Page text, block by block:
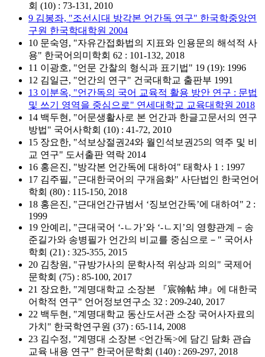
회 (10) : 73-131, 2010
9 김봉좌, "조선시대 방각본 언간독 연구" 한국학중앙연
구원 한국학대학원 2004
10 문숙영, "자유간접화법의 지표와 인용문의 해석적 사
용" 한국어의미학회 62 : 101-132, 2018
11 이광호, "언문 간찰의 형식과 표기법" 19 (19): 1996
12 김일근, "언간의 연구" 건국대학교 출판부 1991
13 이분옥, "언간독의 국어 교육적 활용 방안 연구 : 문법
및 쓰기 영역을 중심으로" 연세대학교 교육대학원 2018
14 백두현, "어문생활사로 본 언간과 한글고문서의 연구
방법" 국어사학회 (10) : 41-72, 2010
15 장요한, "석보상절권24와 월인석보권25의 역주 및 비
교 연구" 도서출판 역락 2014
16 홍은진, "방각본 언간독에 대하여" 태학사 1 : 1997
17 김주필, "근대한국어의 구개음화" 사단법인 한국언어
학회 (80) : 115-150, 2018
18 홍은진, "근대언간규범서 ‘징보언간독’에 대하여" 2 :
1999
19 안예리, "근대국어 ‘-ㄴ가’와 ‘-ㄴ지’의 영향관계－송
준길가와 송병필가 언간의 비교를 중심으로－" 국어사
학회 (21) : 325-355, 2015
20 김창원, "규방가사의 문학사적 위상과 의의" 국제어
문학회 (75) : 85-100, 2017
21 장요한, "계명대학교 소장본 『宸翰帖 坤』에 대한국
어학적 연구" 언어정보연구소 32 : 209-240, 2017
22 백두현, "계명대학교 동산도서관 소장 국어사자료의
가치" 한국학연구원 (37) : 65-114, 2008
23 김수정, "계명대 소장본 <언간독>에 담긴 담화 관습
교육 내용 연구" 한국어문학회 (140) : 269-297, 2018